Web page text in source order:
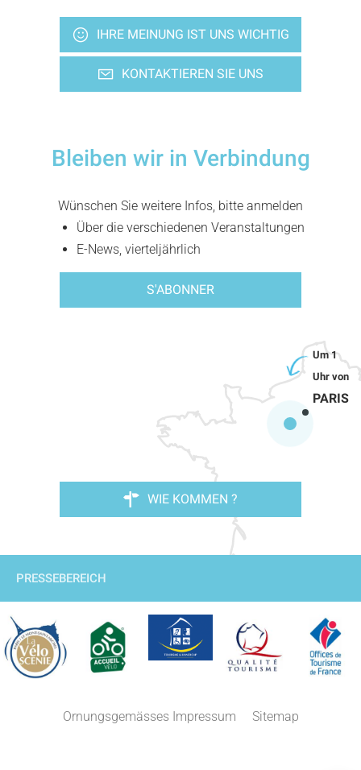
IHRE MEINUNG IST UNS WICHTIG
KONTAKTIEREN SIE UNS
Bleiben wir in Verbindung
Wünschen Sie weitere Infos, bitte anmelden
Über die verschiedenen Veranstaltungen
E-News, vierteljährlich
S'ABONNER
PARIS
WIE KOMMEN ?
PRESSEBEREICH
Ornungsgemässes Impressum Sitemap